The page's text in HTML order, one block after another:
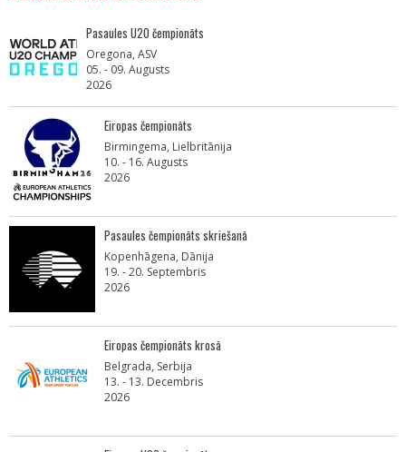
Pasaules U20 čempionāts
Oregona, ASV
05. - 09. Augusts
2026
Eiropas čempionāts
Birmingema, Lielbritānija
10. - 16. Augusts
2026
Pasaules čempionāts skriešanā
Kopenhāgena, Dānija
19. - 20. Septembris
2026
Eiropas čempionāts krosā
Belgrada, Serbija
13. - 13. Decembris
2026